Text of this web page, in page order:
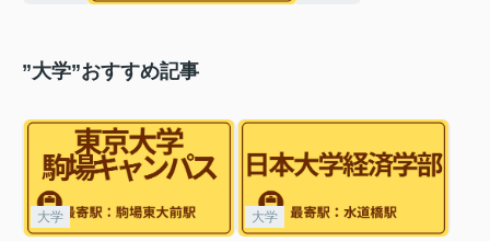
”大学”おすすめ記事
大学 大学